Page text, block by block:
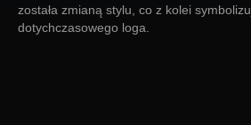
została zmianą stylu, co z kolei
dotychczasowego loga.